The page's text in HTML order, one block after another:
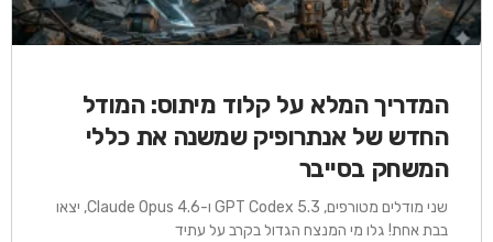
המדריך המלא על קלוד מיתוס: המודל
החדש של אנתרופיק שמשנה את כללי
המשחק בסייבר
שני מודלים מטורפים, GPT Codex 5.3 ו-Claude Opus 4.6, יצאו
בבת אחת! גלו מי המנצח הגדול בקרב על עתיד